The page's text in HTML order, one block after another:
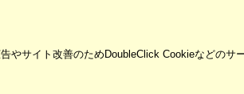
やサイト改善のためDoubleClick Cookieなどのサ